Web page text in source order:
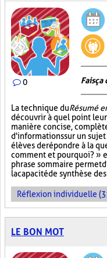
0 Fais
La technique duRésumé
découvrir à quel point
manière concise,
d'informations sur un
élèves de répondre à la
comment et pourquoi? »
phrase sommaire permet
la capacité de synthèse
Réflexion individuelle
LE BON MOT